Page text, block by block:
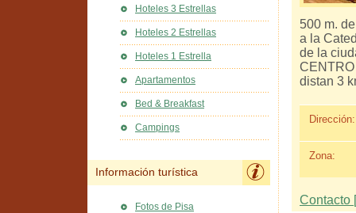
500 m.
a la
de la
distan 3
Dirección:
Zona:
Contacto
Hoteles 3 Estrellas
Hoteles 2 Estrellas
Hoteles 1 Estrella
Apartamentos
Bed & Breakfast
Campings
Información turística
Fotos de Pisa